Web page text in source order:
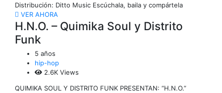
Distribución: Ditto Music Escúchala, baila y compártela
VER AHORA
H.N.O. – Quimika Soul y Distrito
Funk
5 años
hip-hop
2.6K Views
QUIMIKA SOUL Y DISTRITO FUNK PRESENTAN: “H.N.O.”